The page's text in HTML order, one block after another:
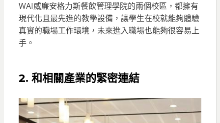
WAI威廉安格力斯餐飲管理學院的兩個校區，都擁有
現代化且最先進的教學設備，讓學生在校就能夠體驗
真實的職場工作環境，未來進入職場也能夠很容易上
手。
2. 和相關產業的緊密連結